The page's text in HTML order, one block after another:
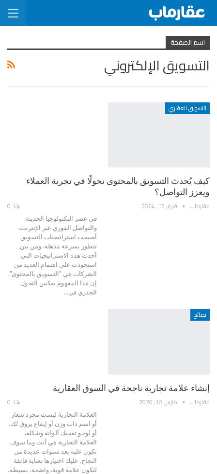
اسم الصفحة
التسويق الإلكتروني
التسويق العقاري
كيف يُحدث التسويق بالمحتوى تحولًا في تجربة العملاء
ويعزز التواصل؟
عقارماب فبراير 17, 2024
في عصر التكنولوجيا الحديثة
والتواصل الفوري عبر الإنترنت،
أصبحت استراتيجيات التسويق
تتطور بسرعة مذهلة، ومن بين
أحدث هذه الاستراتيجيات التي
استحوذت على اهتمام العديد من
الشركات هي "التسويق بالمحتوى".
إن هذا المفهوم يعكس التحول
الجذري في…
نصائح
إنشاء علامة تجارية ناجحة في السوق العقارية
عقارماب مارس 10, 2020
العلامة التجارية ليست مجرد شعار
أو اسم ذات وزن أو إيقاع يروق لك،
أو لوجو تعجبك ألوانه وشكله،
العلامة التجارية هي أنت وما سوف
تكون عليه بعد سنوات عديدة من
النجاح. عليك اختيارها بعناية فائقة
لتكون علامة قوية، واضحة، بسيطة،